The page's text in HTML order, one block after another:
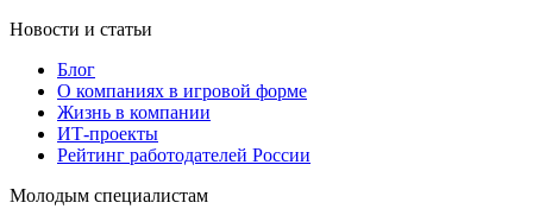
Новости и статьи
Блог
О компаниях в игровой форме
Жизнь в компании
ИТ-проекты
Рейтинг работодателей России
Молодым специалистам